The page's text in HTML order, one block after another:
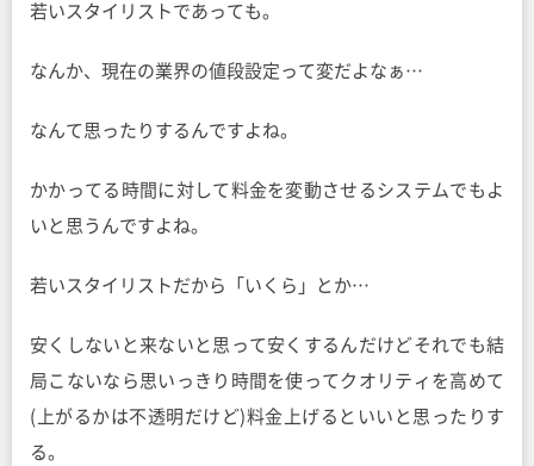
若いスタイリストであっても。
なんか、現在の業界の値段設定って変だよなぁ…
なんて思ったりするんですよね。
かかってる時間に対して料金を変動させるシステムでもよ
いと思うんですよね。
若いスタイリストだから「いくら」とか…
安くしないと来ないと思って安くするんだけどそれでも結
局こないなら思いっきり時間を使ってクオリティを高めて
(上がるかは不透明だけど)料金上げるといいと思ったりす
る。